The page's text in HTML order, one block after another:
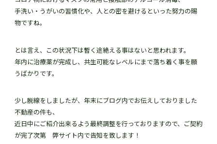
手洗い・うがいの習慣化や、人との密を避けるといった努力の賜
物ですね。
とは言え、この状況下は暫く途絶える事はないと思われます。
年内に治療薬が完成し、共生可能なレベルにまで落ち着く事を願
うばかりです。
少し脱線をしましたが、年末にブログ内でお伝えしておりました
不動産の件も、
近日中にご紹介出来るよう最終調整を行っておりますので、ご契約
が完了次第 弊サイト内で告知を致します！